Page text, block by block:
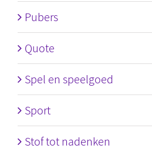
Pubers
Quote
Spel en speelgoed
Sport
Stof tot nadenken